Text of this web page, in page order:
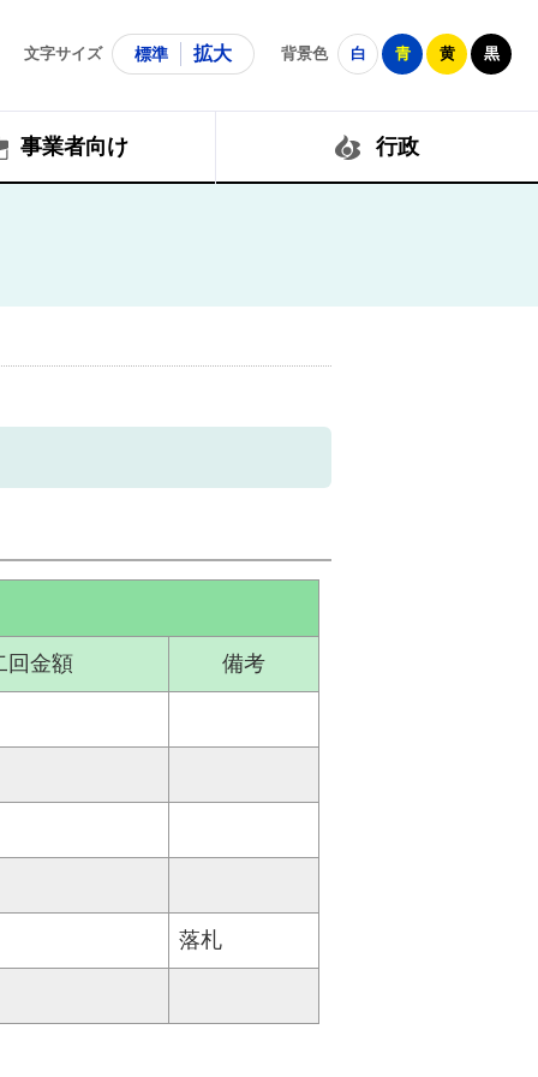
文字サイズ 標準 拡大 背景色 白 青 黄 黒
事業者向け 行政
回金額 備考
落札